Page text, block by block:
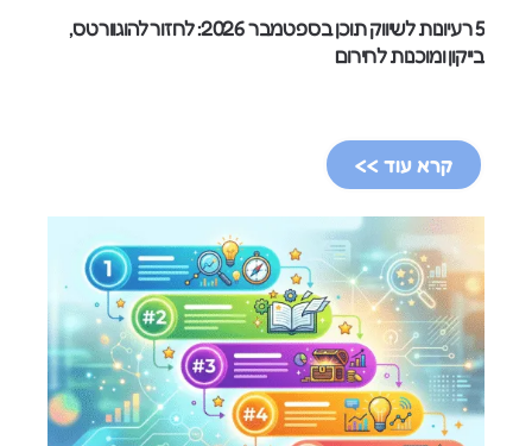
5 רעיונות לשיווק תוכן בספטמבר 2026: לחזור להוגוורטס,
בייקון ומוכנות לחירום
קרא עוד >>